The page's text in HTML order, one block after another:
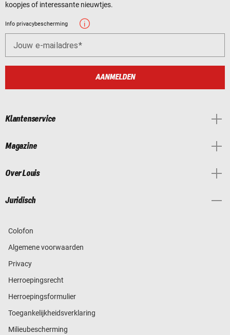
koopjes of interessante nieuwtjes.
Info privacybescherming
Jouw e-mailadres
AANMELDEN
Klantenservice
Magazine
Over Louis
Juridisch
Colofon
Algemene voorwaarden
Privacy
Herroepingsrecht
Herroepingsformulier
Toegankelijkheidsverklaring
Milieubescherming